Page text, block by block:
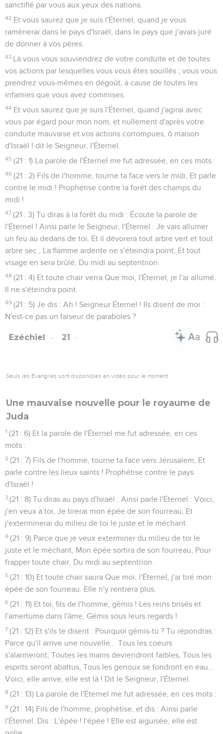
sanctifié par vous aux yeux des nations.
42 Et vous saurez que je suis l'Éternel, quand je vous
ramènerai dans le pays d'Israël, dans le pays que j'avais juré
de donner à vos pères.
43 Là vous vous souviendrez de votre conduite et de toutes
vos actions par lesquelles vous vous êtes souillés ; vous vous
prendrez vous-mêmes en dégoût, à cause de toutes les
infamies que vous avez commises.
44 Et vous saurez que je suis l'Éternel, quand j'agirai avec
vous par égard pour mon nom, et nullement d'après votre
conduite mauvaise et vos actions corrompues, ô maison
d'Israël ! dit le Seigneur, l'Éternel.
45 (21 : 1) La parole de l'Éternel me fut adressée, en ces mots :
46 (21 : 2) Fils de l'homme, tourne ta face vers le midi, Et parle
contre le midi ! Prophétise contre la forêt des champs du
midi !
47 (21 : 3) Tu diras à la forêt du midi : Écoute la parole de
l'Éternel ! Ainsi parle le Seigneur, l'Éternel : Je vais allumer
un feu au dedans de toi, Et il dévorera tout arbre vert et tout
arbre sec ; La flamme ardente ne s'éteindra point, Et tout
visage en sera brûlé, Du midi au septentrion.
48 (21 : 4) Et toute chair verra Que moi, l'Éternel, je l'ai allumé.
Il ne s'éteindra point.
49 (21 : 5) Je dis : Ah ! Seigneur Éternel ! Ils disent de moi :
N'est-ce pas un faiseur de paraboles ?
Ezéchiel 21
Seuls les Évangiles sont disponibles en vidéo pour le moment.
Une mauvaise nouvelle pour le royaume de
Juda
1 (21 : 6) Et la parole de l'Éternel me fut adressée, en ces
mots :
2 (21 : 7) Fils de l'homme, tourne ta face vers Jérusalem, Et
parle contre les lieux saints ! Prophétise contre le pays
d'Israël !
3 (21 : 8) Tu diras au pays d'Israël : Ainsi parle l'Éternel : Voici,
j'en veux à toi, Je tirerai mon épée de son fourreau, Et
j'exterminerai du milieu de toi le juste et le méchant.
4 (21 : 9) Parce que je veux exterminer du milieu de toi le
juste et le méchant, Mon épée sortira de son fourreau, Pour
frapper toute chair, Du midi au septentrion.
5 (21 : 10) Et toute chair saura Que moi, l'Éternel, j'ai tiré mon
épée de son fourreau. Elle n'y rentrera plus.
6 (21 : 11) Et toi, fils de l'homme, gémis ! Les reins brisés et
l'amertume dans l'âme, Gémis sous leurs regards !
7 (21 : 12) Et s'ils te disent : Pourquoi gémis-tu ? Tu répondras :
Parce qu'il arrive une nouvelle... Tous les coeurs
s'alarmeront, Toutes les mains deviendront faibles, Tous les
esprits seront abattus, Tous les genoux se fondront en eau...
Voici, elle arrive, elle est là ! Dit le Seigneur, l'Éternel.
8 (21 : 13) La parole de l'Éternel me fut adressée, en ces mots :
9 (21 : 14) Fils de l'homme, prophétise, et dis : Ainsi parle
l'Éternel. Dis : L'épée ! l'épée ! Elle est aiguisée, elle est